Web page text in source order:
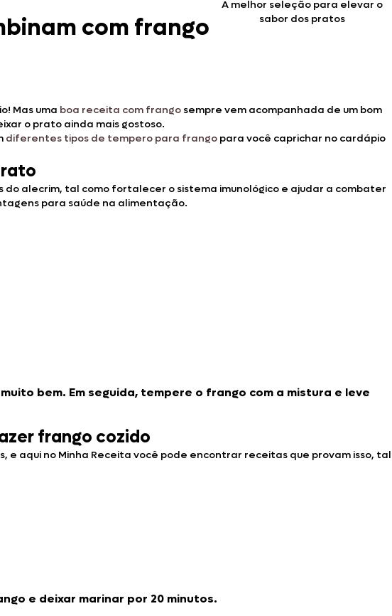
com frango
A melhor seleção para elevar o
sabor dos pratos
Mas uma boa receita com frango sempre vem acompanhada de um bom
o prato ainda mais gostoso.
diferentes tipos de tempero para frango para você caprichar no cardápio
alecrim, tal como fortalecer o sistema imunológico e ajudar a combater
para saúde na alimentação.
bem. Em seguida, tempere o frango com a mistura e leve
frango cozido
e aqui no Minha Receita você pode encontrar receitas que provam isso, tal
e deixar marinar por 20 minutos.